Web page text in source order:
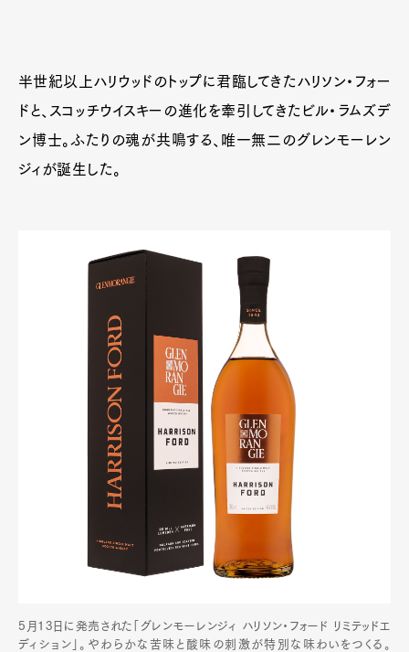
半世紀以上ハリウッドのトップに君臨してきたハリソン・フォー
ドと、スコッチウイスキーの進化を牽引してきたビル・ラムズデ
ン博士。ふたりの魂が共鳴する、唯一無二のグレンモーレン
ジィが誕生した。
5月13日に発売された「グレンモーレンジィ ハリソン・フォード リミテッドエ
ディション」。やわらかな苦味と酸味の刺激が特別な味わいをつくる。